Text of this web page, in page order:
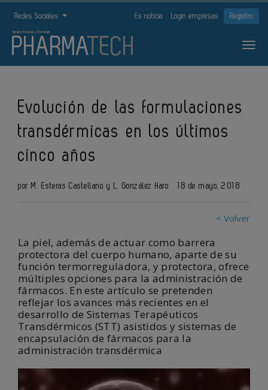
Redes Sociales Es noticia Login empresas Registro
Evolución de las formulaciones
transdérmicas en los últimos
cinco años
por M. Esteras Castellano y L. González Haro 18 de mayo, 2018
< Volver
La piel, además de actuar como barrera
protectora del cuerpo humano, aparte de su
función termorreguladora, y protectora, ofrece
múltiples opciones para la administración de
fármacos. En este artículo se pretenden
reflejar los avances más recientes en el
desarrollo de Sistemas Terapéuticos
Transdérmicos (STT) asistidos y sistemas de
encapsulación de fármacos para la
administración transdérmica